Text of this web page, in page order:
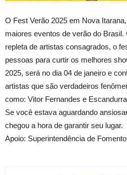
O Fest Verão 2025 em Nova
maiores eventos de verão do
repleta de artistas consagrados, o
pessoas para curtir os melhores
2025, será no dia 04 de janeiro e
artistas que são verdadeiros
como: Vitor Fernandes e
Se você estava aguardando
chegou a hora de garantir seu lugar.
Apoio: Superintendência de